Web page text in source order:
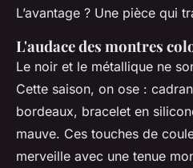
L’avantage ? Une pièce qui
L'audace des montres
Le noir et le métallique ne
Cette saison, on ose :
bordeaux, bracelet en
mauve. Ces touches de
merveille avec une tenue